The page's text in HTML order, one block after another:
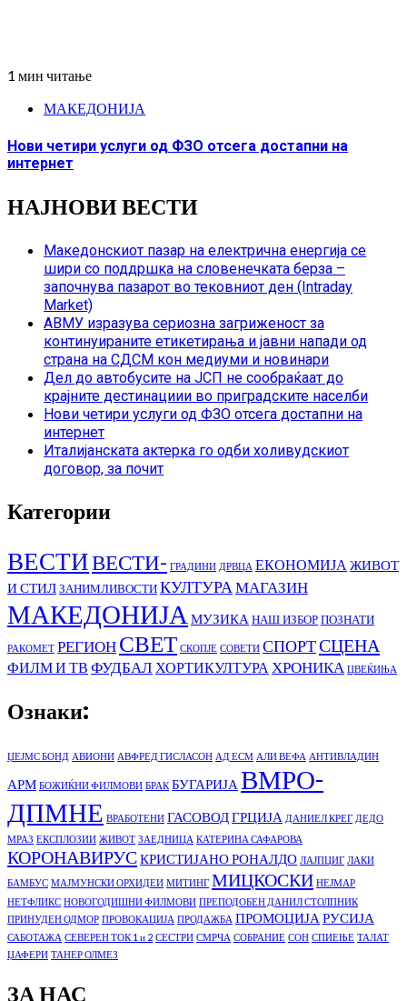
1 мин читање
МАКЕДОНИЈА
Нови четири услуги од ФЗО отсега достапни на
интернет
НАЈНОВИ ВЕСТИ
Македонскиот пазар на електрична енергија се
шири со поддршка на словенечката берза –
започнува пазарот во тековниот ден (Intraday
Market)
АВМУ изразува сериозна загриженост за
континуираните етикетирања и јавни напади од
страна на СДСМ кон медиуми и новинари
Дел до автобусите на ЈСП не сообраќаат до
крајните дестинациии во приградските населби
Нови четири услуги од ФЗО отсега достапни на
интернет
Италијанската актерка го одби холивудскиот
договор, за почит
Категории
ВЕСТИВЕСТИ- ГРАДИНИ ДРВЦА ЕКОНОМИЈА ЖИВОТ
И СТИЛЗАНИМЛИВОСТИКУЛТУРА МАГАЗИН
МАКЕДОНИЈА МУЗИКА НАШ ИЗБОРПОЗНАТИ
РАКОМЕТ РЕГИОНСВЕТ СКОПЈЕ СОВЕТИ СПОРТСЦЕНА
ФИЛМ И ТВ ФУДБАЛ ХОРТИКУЛТУРА ХРОНИКА ЦВЕЌИЊА
Ознаки:
ЏЕЈМС БОНД АВИОНИ АВФРЕД ГИСЛАСОН АД ЕСМ АЛИ ВЕФА АНТИВЛАДИН
АРМ БОЖИЌНИ ФИЛМОВИ БРАК БУГАРИЈА ВМРО-
ДПМНЕ ВРАБОТЕНИ ГАСОВОДГРЦИЈА ДАНИЕЛ КРЕГ ДЕДО
МРАЗ ЕКСПЛОЗИИ ЖИВОТ ЗАЕДНИЦА КАТЕРИНА САФАРОВА
КОРОНАВИРУСКРИСТИЈАНО РОНАЛДО ЛАЈПЦИГ ЛАКИ
БАМБУС МАЈМУНСКИ ОРХИДЕИ МИТИНГ МИЦКОСКИ НЕЈМАР
НЕТФЛИКС НОВОГОДИШНИ ФИЛМОВИ ПРЕПОДОБЕН ДАНИЛ СТОЛПНИК
ПРИНУДЕН ОДМОР ПРОВОКАЦИЈА ПРОДАЖБА ПРОМОЦИЈА РУСИЈА
САБОТАЖА СЕВЕРЕН ТОК 1 и 2 СЕСТРИ СМРЧА СОБРАНИЕ СОН СПИЕЊЕ ТАЛАТ
ЏАФЕРИ ТАНЕР ОЛМЕЗ
ЗА НАС